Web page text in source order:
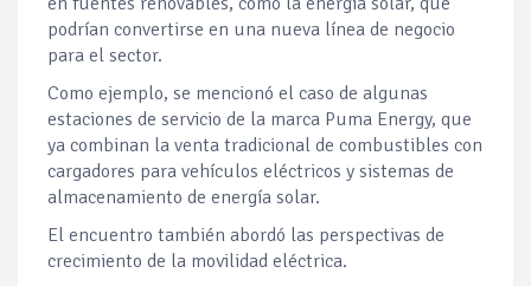
podrían convertirse en una nueva línea de negocio
para el sector.
Como ejemplo, se mencionó el caso de algunas
estaciones de servicio de la marca Puma Energy, que
ya combinan la venta tradicional de combustibles con
cargadores para vehículos eléctricos y sistemas de
almacenamiento de energía solar.
El encuentro también abordó las perspectivas de
crecimiento de la movilidad eléctrica.